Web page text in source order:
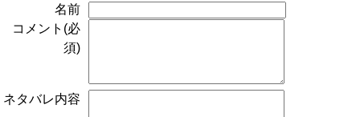
名前
コメント(必
須)
ネタバレ内容